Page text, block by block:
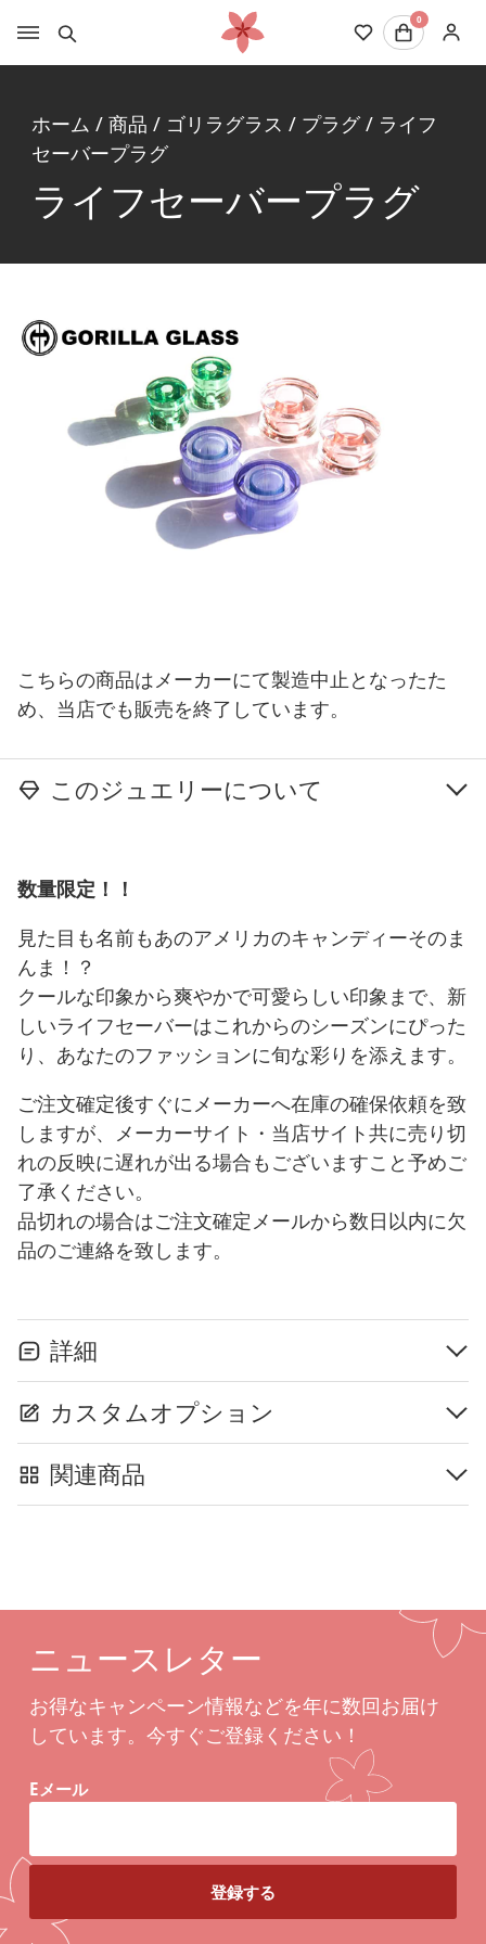
0
ホーム / 商品 / ゴリラグラス / プラグ/ ライフ
セーバープラグ
ライフセーバープラグ
こちらの商品はメーカーにて製造中止となったた
め、当店でも販売を終了しています。
このジュエリーについて
数量限定！！
見た目も名前もあのアメリカのキャンディーそのま
んま！？
クールな印象から爽やかで可愛らしい印象まで、新
しいライフセーバーはこれからのシーズンにぴった
り、あなたのファッションに旬な彩りを添えます。
ご注文確定後すぐにメーカーへ在庫の確保依頼を致
しますが、メーカーサイト・当店サイト共に売り切
れの反映に遅れが出る場合もございますこと予めご
了承ください。
品切れの場合はご注文確定メールから数日以内に欠
品のご連絡を致します。
詳細
カスタムオプション
関連商品
ニュースレター
お得なキャンペーン情報などを年に数回お届け
しています。今すぐご登録ください！
Eメール